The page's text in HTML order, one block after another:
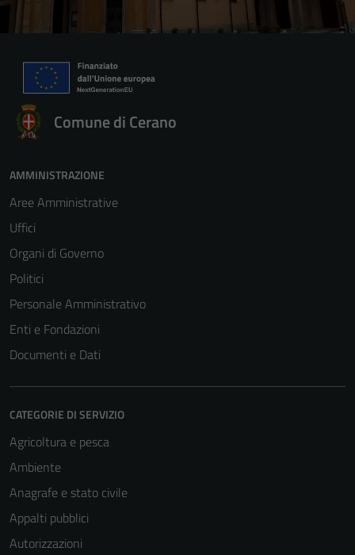
Comune di Cerano
AMMINISTRAZIONE
Aree Amministrative
Uffici
Organi di Governo
Politici
Personale Amministrativo
Enti e Fondazioni
Documenti e Dati
CATEGORIE DI SERVIZIO
Agricoltura e pesca
Ambiente
Anagrafe e stato civile
Appalti pubblici
Autorizzazioni